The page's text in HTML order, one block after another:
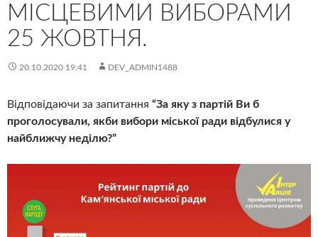
МІСЦЕВИМИ ВИБОРАМИ
25 ЖОВТНЯ.
20.10.2020 19:41 DEV_ADMIN1488
Відповідаючи за запитання “За яку з партій Ви б
проголосували, якби вибори міської ради відбулися у
найближчу неділю?”